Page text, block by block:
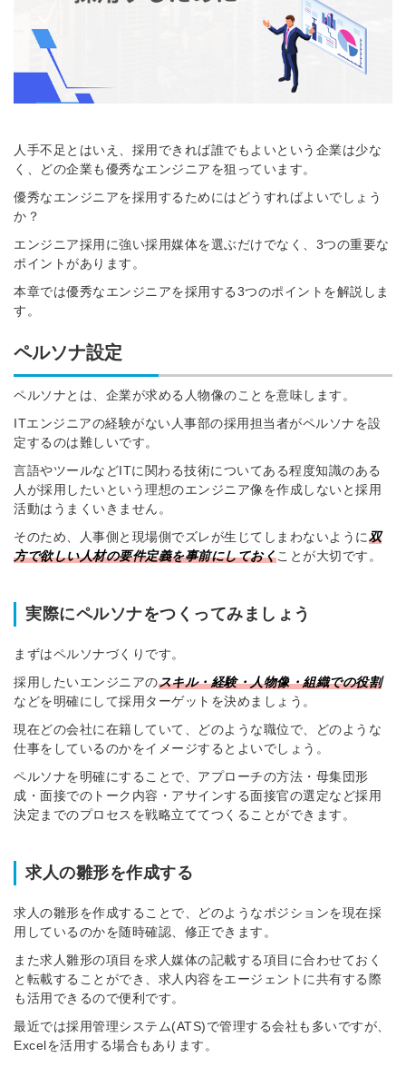
人手不足とはいえ、採用できれば誰でもよいという企業は少な
く、どの企業も優秀なエンジニアを狙っています。
優秀なエンジニアを採用するためにはどうすればよいでしょう
か？
エンジニア採用に強い採用媒体を選ぶだけでなく、3つの重要な
ポイントがあります。
本章では優秀なエンジニアを採用する3つのポイントを解説しま
す。
ペルソナ設定
ペルソナとは、企業が求める人物像のことを意味します。
ITエンジニアの経験がない人事部の採用担当者がペルソナを設
定するのは難しいです。
言語やツールなどITに関わる技術についてある程度知識のある
人が採用したいという理想のエンジニア像を作成しないと採用
活動はうまくいきません。
そのため、人事側と現場側でズレが生じてしまわないように双
方で欲しい人材の要件定義を事前にしておくことが大切です。
実際にペルソナをつくってみましょう
まずはペルソナづくりです。
採用したいエンジニアのスキル・経験・人物像・組織での役割
などを明確にして採用ターゲットを決めましょう。
現在どの会社に在籍していて、どのような職位で、どのような
仕事をしているのかをイメージするとよいでしょう。
ペルソナを明確にすることで、アプローチの方法・母集団形
成・面接でのトーク内容・アサインする面接官の選定など採用
決定までのプロセスを戦略立ててつくることができます。
求人の雛形を作成する
求人の雛形を作成することで、どのようなポジションを現在採
用しているのかを随時確認、修正できます。
また求人雛形の項目を求人媒体の記載する項目に合わせておく
と転載することができ、求人内容をエージェントに共有する際
も活用できるので便利です。
最近では採用管理システム(ATS)で管理する会社も多いですが、
Excelを活用する場合もあります。